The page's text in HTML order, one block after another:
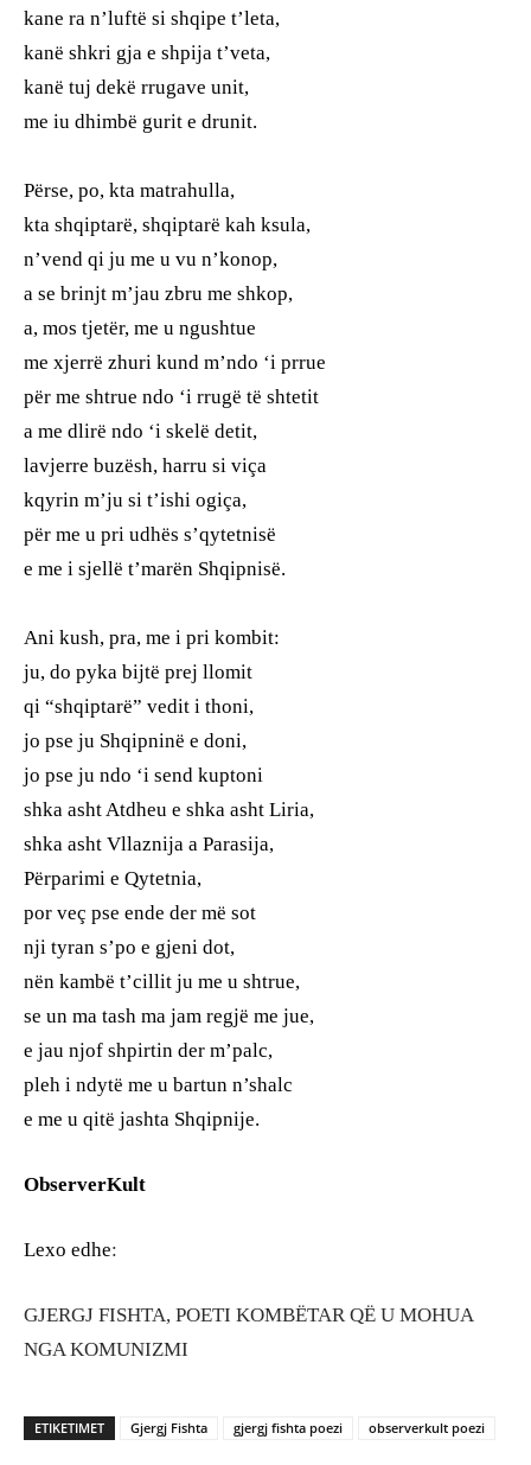
kane ra n’luftë si shqipe t’leta,
kanë shkri gja e shpija t’veta,
kanë tuj dekë rrugave unit,
me iu dhimbë gurit e drunit.
Përse, po, kta matrahulla,
kta shqiptarë, shqiptarë kah ksula,
n’vend qi ju me u vu n’konop,
a se brinjt m’jau zbru me shkop,
a, mos tjetër, me u ngushtue
me xjerrë zhuri kund m’ndo ‘i prrue
për me shtrue ndo ‘i rrugë të shtetit
a me dlirë ndo ‘i skelë detit,
lavjerre buzësh, harru si viça
kqyrin m’ju si t’ishi ogiça,
për me u pri udhës s’qytetnisë
e me i sjellë t’marën Shqipnisë.
Ani kush, pra, me i pri kombit:
ju, do pyka bijtë prej llomit
qi “shqiptarë” vedit i thoni,
jo pse ju Shqipninë e doni,
jo pse ju ndo ‘i send kuptoni
shka asht Atdheu e shka asht Liria,
shka asht Vllaznija a Parasija,
Përparimi e Qytetnia,
por veç pse ende der më sot
nji tyran s’po e gjeni dot,
nën kambë t’cillit ju me u shtrue,
se un ma tash ma jam regjë me jue,
e jau njof shpirtin der m’palc,
pleh i ndytë me u bartun n’shalc
e me u qitë jashta Shqipnije.
ObserverKult
Lexo edhe:
GJERGJ FISHTA, POETI KOMBËTAR QË U MOHUA
NGA KOMUNIZMI
ETIKETIMET Gjergj Fishta gjergj fishta poezi observerkult poezi